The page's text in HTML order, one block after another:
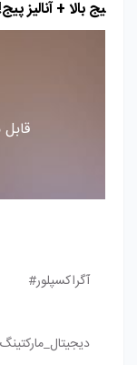
یج بالا + آنالیز
آگراکسپلور#